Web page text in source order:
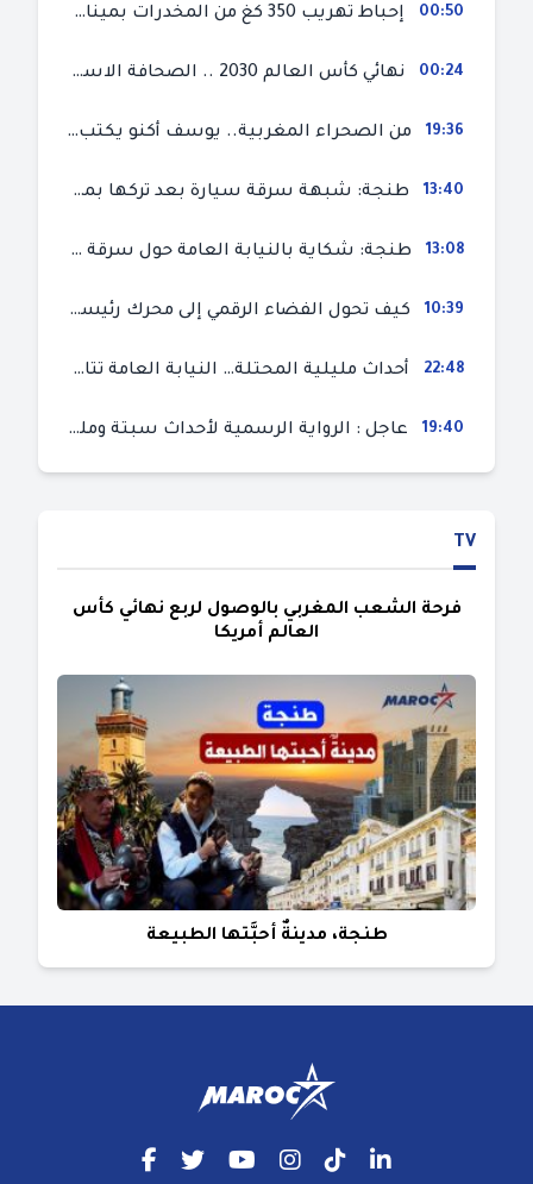
00:50 إحباط تهريب 350 كغ من المخدرات بميناء طنجة المتوسط
00:24 نهائي كأس العالم 2030 .. الصحافة الاسبانية قلقة من حسم الملف لصالح المغرب و”تتهم رئيس الفيفا”
19:36 من الصحراء المغربية.. يوسف أكنو يكتب عن أزمة سبتة المحتلة ويؤكد ان الهجرة السرية ليست حلا وبناء الوطن هو الخيار الأفضل
13:40 طنجة: شبهة سرقة سيارة بعد تركها بمحل ميكانيك للإصلاح
13:08 طنجة: شكاية بالنيابة العامة حول سرقة سيارة تركها صاحبها بمحل ميكانيك للإصلاح
10:39 كيف تحول الفضاء الرقمي إلى محرك رئيسي لأحداث الهجرة في سبتة؟
22:48 أحداث مليلية المحتلة… النيابة العامة تتابع 50 متورطا في محاولة اقتحام السياح الحدودي بتهم ثقيلة
19:40 عاجل : الرواية الرسمية لأحداث سبتة ومليلية المحتلتين (وزارة الداخلية)
TV
فرحة الشعب المغربي بالوصول لربع نهائي كأس
العالم أمريكا
طنجة، مدينةٌ أحبَّتها الطبيعة